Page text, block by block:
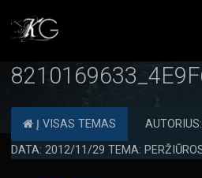
Į VISAS TEMAS
DATA: 2012/11/29 TEMA: